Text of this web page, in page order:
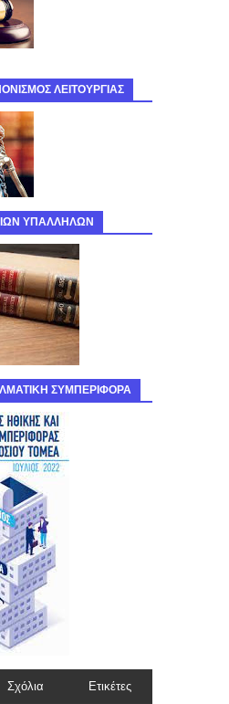
ΛΕΙΤΟΥΡΓΙΑΣ
ΥΠΑΛΛΗΛΩΝ
ΣΥΜΠΕΡΙΦΟΡΑ
Σχόλια Ετικέτες